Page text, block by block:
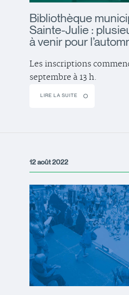
Bibliothèque
Sainte-Julie :
à venir pour
Les inscriptions
septembre à 13 h.
LIRE LA SUITE
12 août 2022